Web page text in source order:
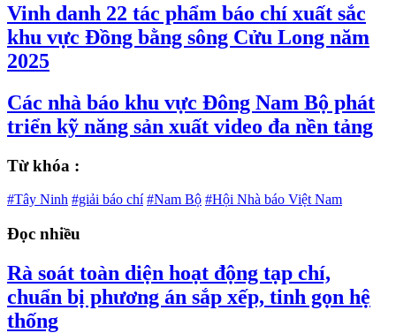
Vinh danh 22 tác phẩm báo chí xuất sắc
khu vực Đồng bằng sông Cửu Long năm
2025
Các nhà báo khu vực Đông Nam Bộ phát
triển kỹ năng sản xuất video đa nền tảng
Từ khóa :
#Tây Ninh #giải báo chí #Nam Bộ #Hội Nhà báo Việt Nam
Đọc nhiều
Rà soát toàn diện hoạt động tạp chí,
chuẩn bị phương án sắp xếp, tinh gọn hệ
thống